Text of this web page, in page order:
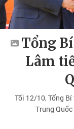
Tổng
Lâm
Tối 12/10, Tổng
Trung